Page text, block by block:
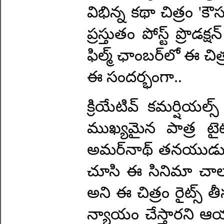
విభిన్న కథా చిత్రం
ప్రస్తుతం పోస్ట్‌
ఫిల్మ్‌ ఛాంబర్‌లో ఈ
ఈ సందర్భంగా..
క్రియేటివ్‌
ముఖ్యమైన పాత్ర
అమర్‌నాథ్‌
చూసి ఈ సినిమా చాలా
అని ఈ చిత్రం రైట్స్‌
న్యాయం చేస్తారని